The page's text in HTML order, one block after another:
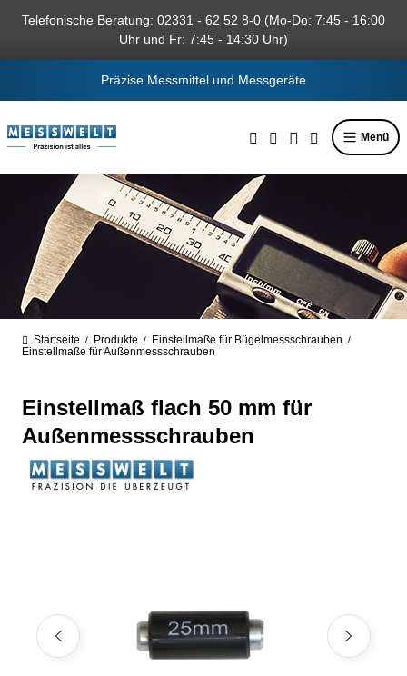
springen
Telefonische Beratung: 02331 - 62 52 8-0 (Mo-Do: 7:45 - 16:00
Uhr und Fr: 7:45 - 14:30 Uhr)
Präzise Messmittel und Messgeräte
Menü
Startseite / Produkte / Einstellmaße für Bügelmessschrauben /
Einstellmaße für Außenmessschrauben
Einstellmaß flach 50 mm für
Außenmessschrauben